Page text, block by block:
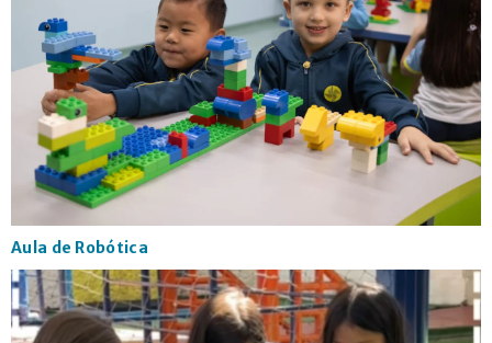
MATRÍCULA
CONTINUIDADE RODIN
CONTATO
Aula de Robótica